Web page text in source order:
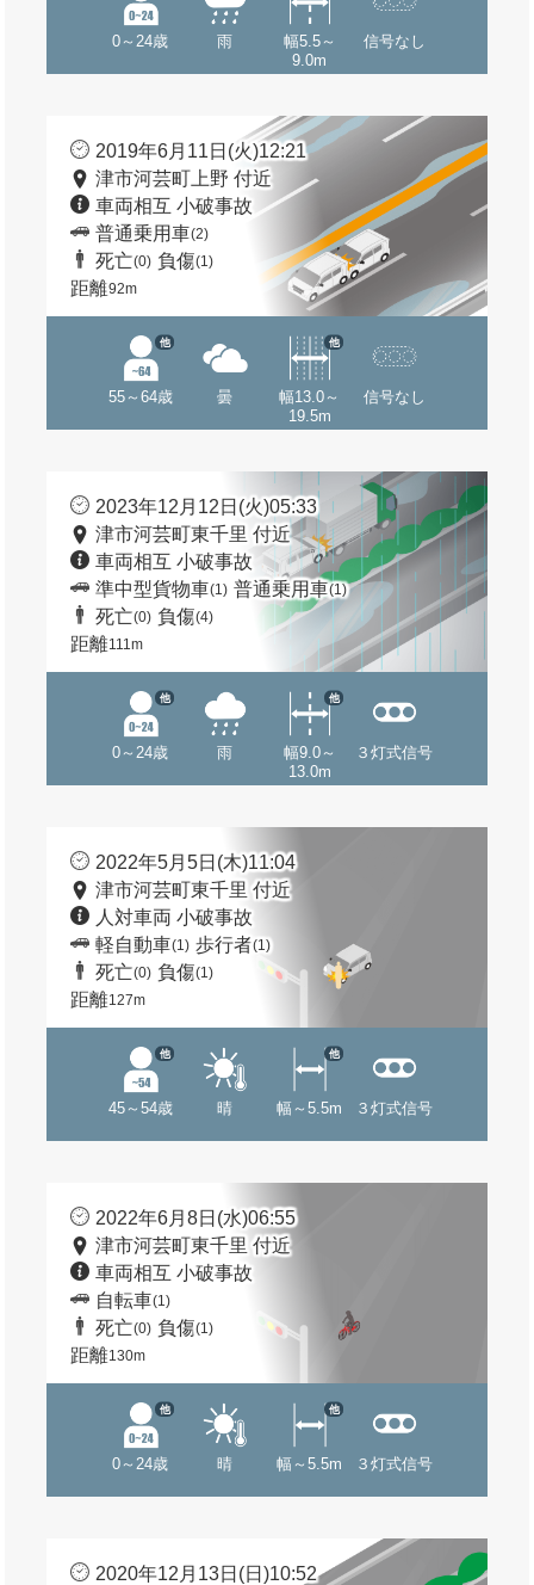
0～24歳 雨
幅5.5～
9.0m
信号なし
2019年6月11日(火)12:21
津市河芸町上野 付近
車両相互 小破事故
普通乗用車(2)
死亡(0) 負傷(1)
距離92m
55～64歳
他
曇
幅13.0～
19.5m
他
信号なし
2023年12月12日(火)05:33
津市河芸町東千里 付近
車両相互 小破事故
準中型貨物車(1) 普通乗用車(1)
死亡(0) 負傷(4)
距離111m
0～24歳
他
雨
幅9.0～
13.0m
他
３灯式信号
2022年5月5日(木)11:04
津市河芸町東千里 付近
人対車両 小破事故
軽自動車(1) 歩行者(1)
死亡(0) 負傷(1)
距離127m
45～54歳
他
晴 幅～5.5m
他
３灯式信号
2022年6月8日(水)06:55
津市河芸町東千里 付近
車両相互 小破事故
自転車(1)
死亡(0) 負傷(1)
距離130m
0～24歳
他
晴 幅～5.5m
他
３灯式信号
2020年12月13日(日)10:52